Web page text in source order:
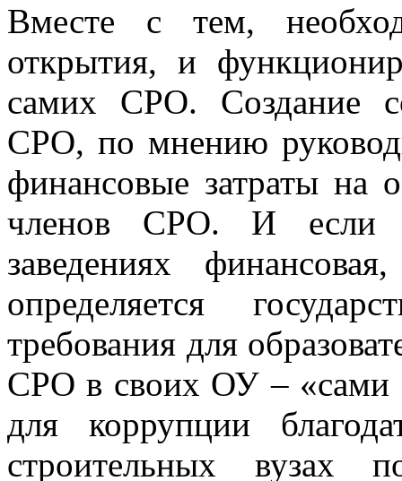
Вместе с тем,
открытия, и
самих СРО. Создание
СРО, по мнению
финансовые затраты на
членов СРО. И если в
заведениях
определяется
требования для
СРО в своих ОУ – «сами
для коррупции
строительных вузах